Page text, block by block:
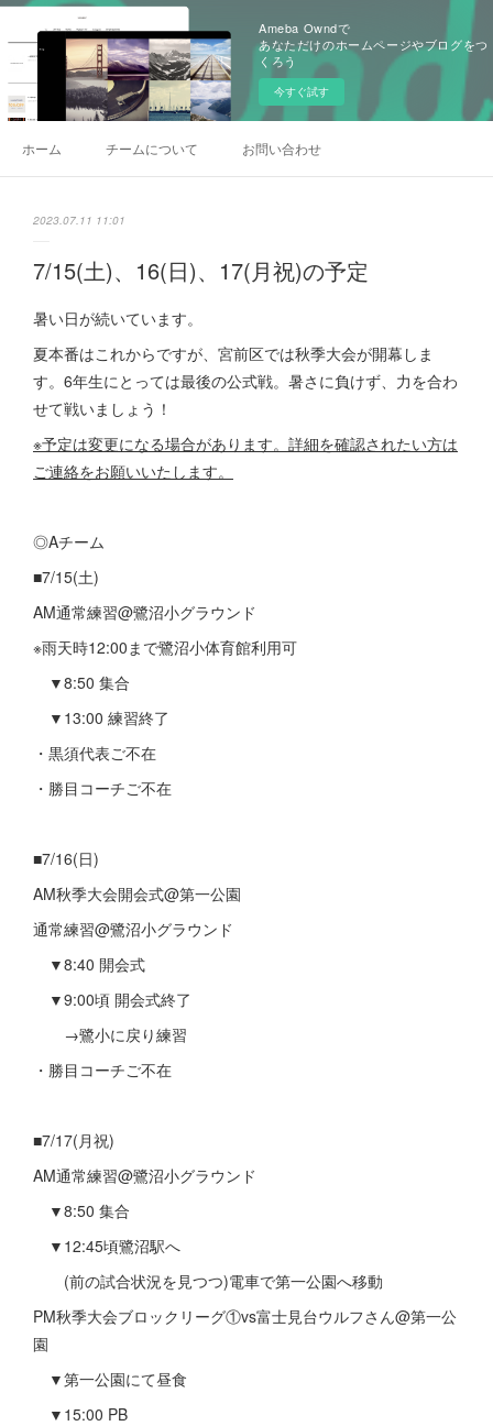
Ameba Owndで
あなただけのホームページやブログをつ
くろう
今すぐ試す
ホーム チームについて お問い合わせ
2023.07.11 11:01
7/15(土)、16(日)、17(月祝)の予定
暑い日が続いています。
夏本番はこれからですが、宮前区では秋季大会が開幕しま
す。6年生にとっては最後の公式戦。暑さに負けず、力を合わ
せて戦いましょう！
※予定は変更になる場合があります。詳細を確認されたい方は
ご連絡をお願いいたします。
◎Aチーム
■7/15(土)
AM通常練習@鷺沼小グラウンド
※雨天時12:00まで鷺沼小体育館利用可
▼8:50 集合
▼13:00 練習終了
・黒須代表ご不在
・勝目コーチご不在
■7/16(日)
AM秋季大会開会式@第一公園
通常練習@鷺沼小グラウンド
▼8:40 開会式
▼9:00頃 開会式終了
→鷺小に戻り練習
・勝目コーチご不在
■7/17(月祝)
AM通常練習@鷺沼小グラウンド
▼8:50 集合
▼12:45頃鷺沼駅へ
(前の試合状況を見つつ)電車で第一公園へ移動
PM秋季大会ブロックリーグ①vs富士見台ウルフさん@第一公
園
▼第一公園にて昼食
▼15:00 PB